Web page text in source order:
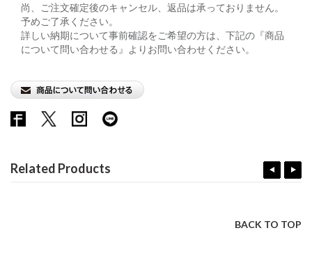
尚、ご注文確定後のキャンセル、返品は承っておりません。
予めご了承ください。
詳しい納期について事前確認をご希望の方は、下記の『商品
について問い合わせる』よりお問い合わせください。
Related Products
BACK TO TOP